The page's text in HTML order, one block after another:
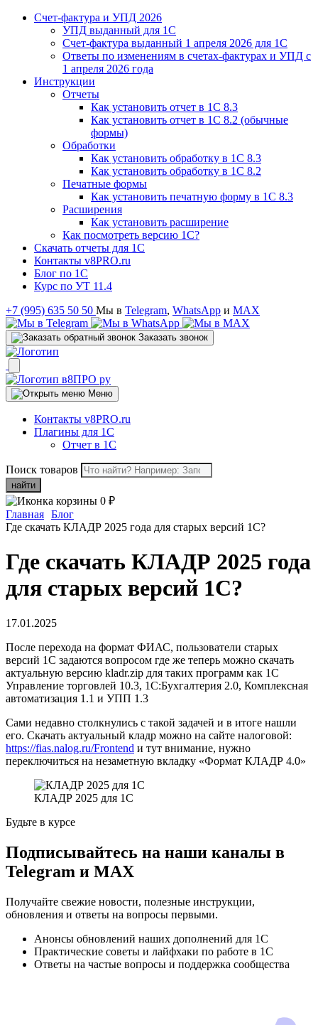
Счет-фактура и УПД 2026
УПД выданный для 1C
Счет-фактура выданный 1 апреля 2026 для 1C
Ответы по изменениям в счетах-фактурах и УПД с
1 апреля 2026 года
Инструкции
Отчеты
Как установить отчет в 1С 8.3
Как установить отчет в 1С 8.2 (обычные
формы)
Обработки
Как установить обработку в 1С 8.3
Как установить обработку в 1С 8.2
Печатные формы
Как установить печатную форму в 1С 8.3
Расширения
Как установить расширение
Как посмотреть версию 1С?
Скачать отчеты для 1С
Контакты v8PRO.ru
Блог по 1С
Курс по УТ 11.4
+7 (995) 635 50 50 Мы в Telegram, WhatsApp и MAX
Заказать звонок
Меню
Контакты v8PRO.ru
Плагины для 1С
Отчет в 1С
Поиск товаров
найти
0 ₽
Главная Блог
Где скачать КЛАДР 2025 года для старых версий 1С?
Где скачать КЛАДР 2025 года
для старых версий 1С?
17.01.2025
После перехода на формат ФИАС, пользователи старых
версий 1С задаются вопросом где же теперь можно скачать
актуальную версию kladr.zip для таких программ как 1С
Управление торговлей 10.3, 1С:Бухгалтерия 2.0, Комплексная
автоматизация 1.1 и УПП 1.3
Сами недавно столкнулись с такой задачей и в итоге нашли
его. Скачать актуальный кладр можно на сайте налоговой:
https://fias.nalog.ru/Frontend и тут внимание, нужно
переключиться на незаметную вкладку «Формат КЛАДР 4.0»
КЛАДР 2025 для 1С
Будьте в курсе
Подписывайтесь на наши каналы в
Telegram и MAX
Получайте свежие новости, полезные инструкции,
обновления и ответы на вопросы первыми.
Анонсы обновлений наших дополнений для 1С
Практические советы и лайфхаки по работе в 1С
Ответы на частые вопросы и поддержка сообщества